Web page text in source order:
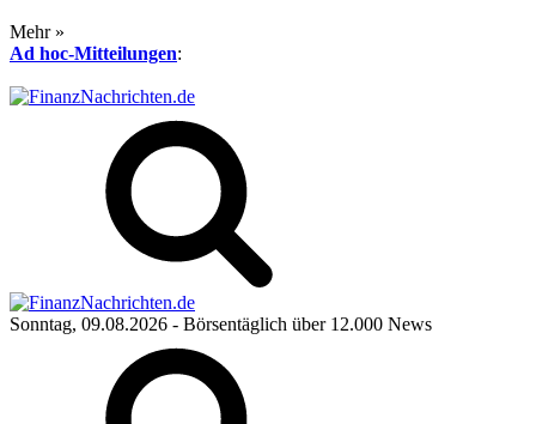
Mehr »
Ad hoc-Mitteilungen:
Sonntag, 09.08.2026 - Börsentäglich über 12.000 News